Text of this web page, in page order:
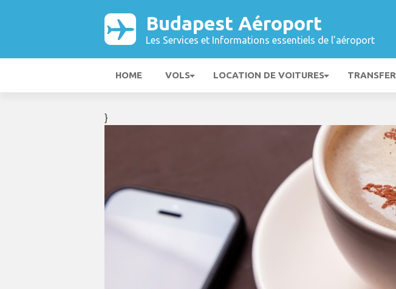
Budapest Aéroport
Les Services et Informations essentiels de l’aéroport
HOME VOLS LOCATION DE VOITURES
}